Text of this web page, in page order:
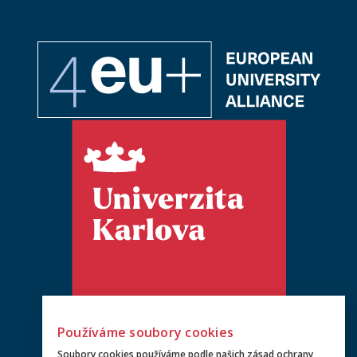
Používáme soubory cookies
Soubory cookies používáme podle našich zásad ochrany